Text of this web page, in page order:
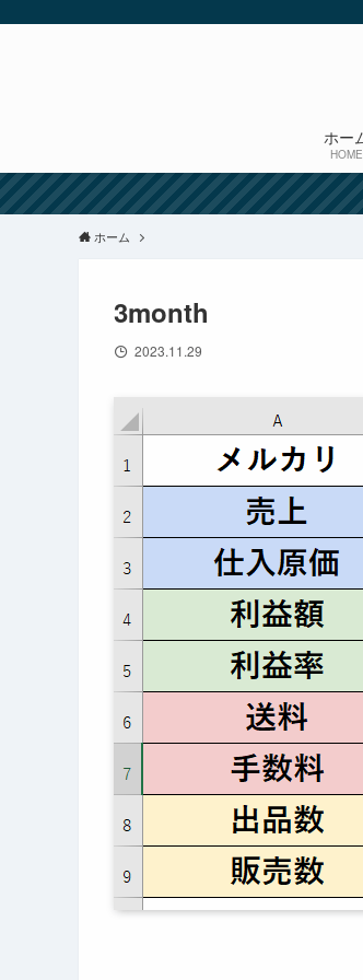
ホー
HOME
ホーム
3month
2023.11.29